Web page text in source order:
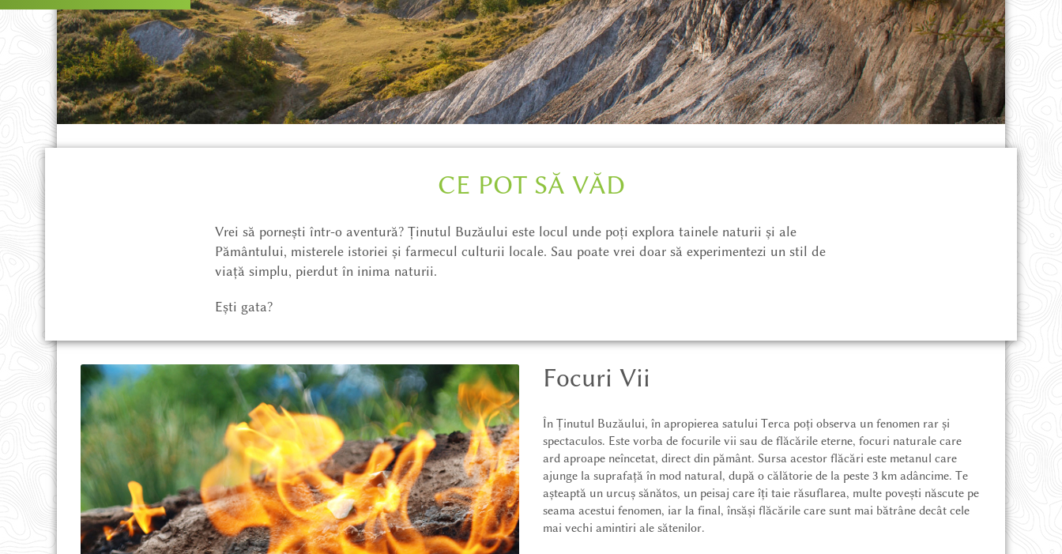
CE POT SĂ VĂD
Vrei să pornești într-o aventură? Ținutul Buzăului este locul unde poți explora tainele naturii și ale
Pământului, misterele istoriei și farmecul culturii locale. Sau poate vrei doar să experimentezi un stil de
viață simplu, pierdut în inima naturii.
Ești gata?
Focuri Vii
În Ținutul Buzăului, în apropierea satului Terca poți observa un fenomen rar și
spectaculos. Este vorba de focurile vii sau de flăcările eterne, focuri naturale care
ard aproape neîncetat, direct din pământ. Sursa acestor flăcări este metanul care
ajunge la suprafață în mod natural, după o călătorie de la peste 3 km adâncime. Te
așteaptă un urcuș sănătos, un peisaj care îți taie răsuflarea, multe povești născute pe
seama acestui fenomen, iar la final, însăși flăcările care sunt mai bătrâne decât cele
mai vechi amintiri ale sătenilor.